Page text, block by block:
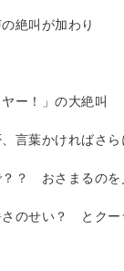
の絶叫が加わり
ー！」の大絶叫
言葉かければさら
？？ おさまるのを
のせい？ とクー